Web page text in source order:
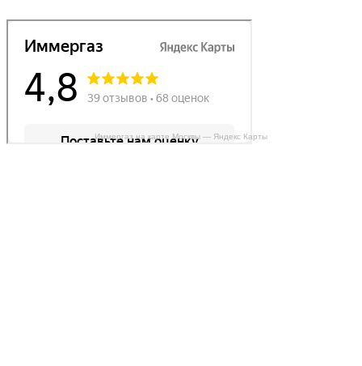
Иммергаз на карте Москвы — Яндекс Карты